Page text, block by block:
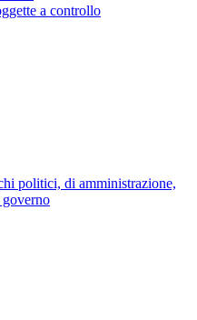
a controllo
politici, di amministrazione,